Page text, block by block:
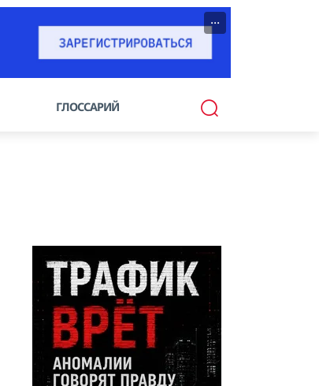
···
ГЛОССАРИЙ